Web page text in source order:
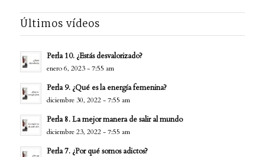
Últimos vídeos
Perla 10. ¿Estás desvalorizado?
enero 6, 2023 - 7:55 am
Perla 9. ¿Qué es la energía femenina?
diciembre 30, 2022 - 7:55 am
Perla 8. La mejor manera de salir al mundo
diciembre 23, 2022 - 7:55 am
Perla 7. ¿Por qué somos adictos?